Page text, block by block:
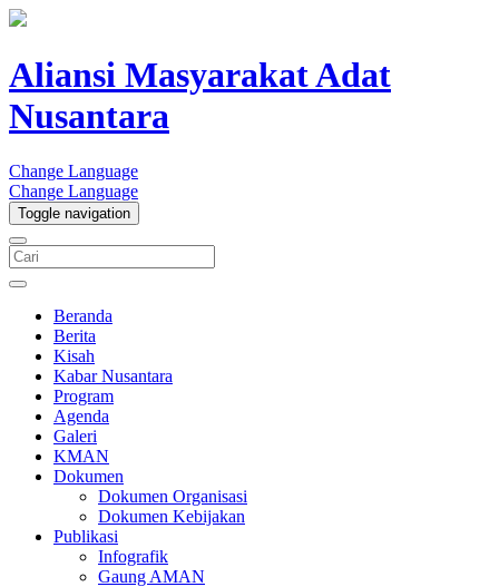
Aliansi Masyarakat Adat
Nusantara
Change Language
Change Language
Toggle navigation
Beranda
Berita
Kisah
Kabar Nusantara
Program
Agenda
Galeri
KMAN
Dokumen
Dokumen Organisasi
Dokumen Kebijakan
Publikasi
Infografik
Gaung AMAN